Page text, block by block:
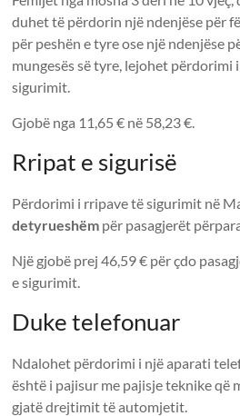
duhet të përdorin një ndenjëse për
për peshën e tyre ose një ndenjëse
mungesës së tyre, lejohet përdorimi
sigurimit.
Gjobë nga 11,65 € në 58,23 €.
Rripat e sigurisë
Përdorimi i rripave të sigurimit në
detyrueshëm për pasagjerët
Një gjobë prej 46,59 € për çdo
e sigurimit.
Duke telefonuar
Ndalohet përdorimi i një aparati
është i pajisur me pajisje teknike që
gjatë drejtimit të automjetit.